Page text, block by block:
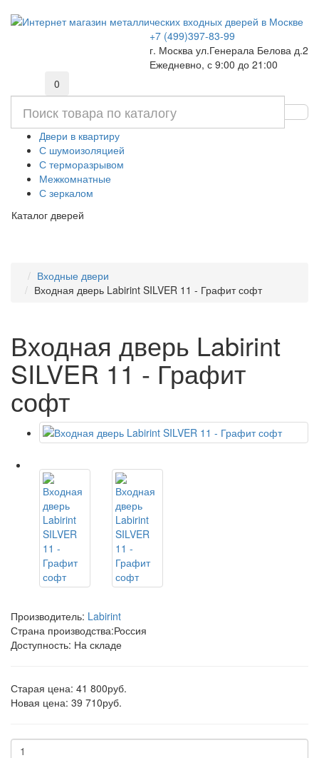
+7 (499)397-83-99
г. Москва ул.Генерала Белова д.2
Ежедневно, с 9:00 до 21:00
0
Двери в квартиру
С шумоизоляцией
С терморазрывом
Межкомнатные
С зеркалом
Каталог дверей
Входные двери
Входная дверь Labirint SILVER 11 - Графит софт
Входная дверь Labirint
SILVER 11 - Графит
софт
Производитель: Labirint
Страна производства:Россия
Доступность: На складе
Старая цена: 41 800руб.
Новая цена: 39 710руб.